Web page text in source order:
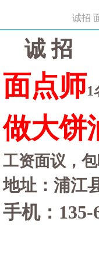
诚招
诚 招
面点师1
做大饼
工资面议，
地址：浦江
手机： 135-